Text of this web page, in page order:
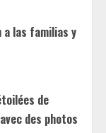
las familias y
de
des photos